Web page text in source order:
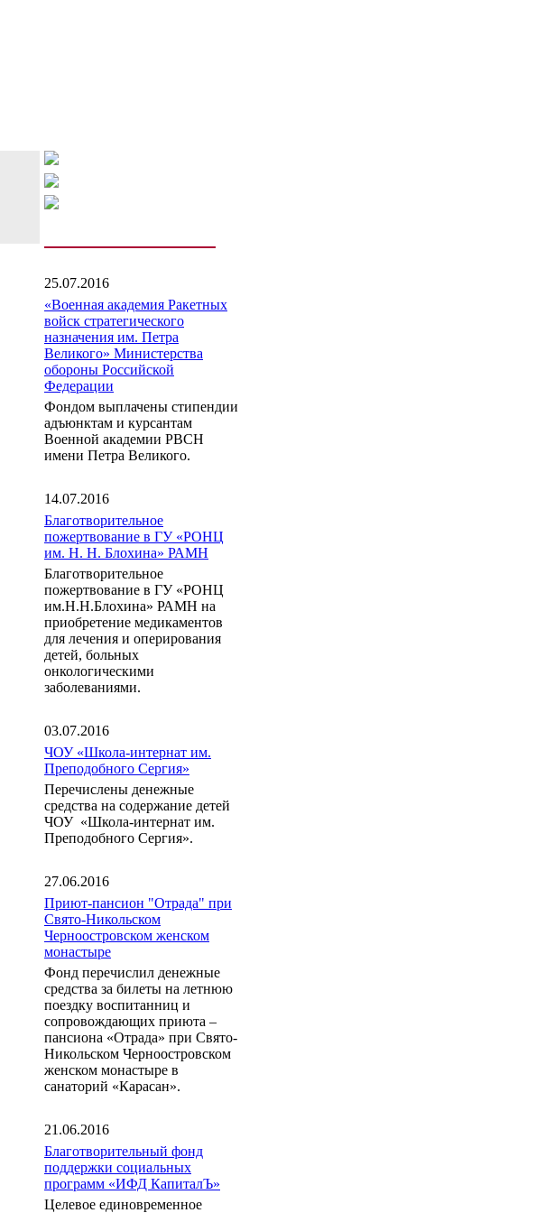
25.07.2016
«Военная академия Ракетных
войск стратегического
назначения им. Петра
Великого» Министерства
обороны Российской
Федерации
Фондом выплачены стипендии
адъюнктам и курсантам
Военной академии РВСН
имени Петра Великого.
14.07.2016
Благотворительное
пожертвование в ГУ «РОНЦ
им. Н. Н. Блохина» РАМН
Благотворительное
пожертвование в ГУ «РОНЦ
им.Н.Н.Блохина» РАМН на
приобретение медикаментов
для лечения и оперирования
детей, больных
онкологическими
заболеваниями.
03.07.2016
ЧОУ «Школа-интернат им.
Преподобного Сергия»
Перечислены денежные
средства на содержание детей
ЧОУ «Школа-интернат им.
Преподобного Сергия».
27.06.2016
Приют-пансион "Отрада" при
Свято-Никольском
Черноостровском женском
монастыре
Фонд перечислил денежные
средства за билеты на летнюю
поездку воспитанниц и
сопровождающих приюта –
пансиона «Отрада» при Свято-
Никольском Черноостровском
женском монастыре в
санаторий «Карасан».
21.06.2016
Благотворительный фонд
поддержки социальных
программ «ИФД КапиталЪ»
Целевое единовременное